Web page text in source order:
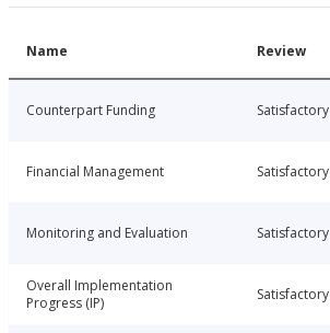
Name Review
Counterpart Funding Satisfactory
Financial Management Satisfactory
Monitoring and Evaluation Satisfactory
Overall Implementation
Progress (IP)
Satisfactory